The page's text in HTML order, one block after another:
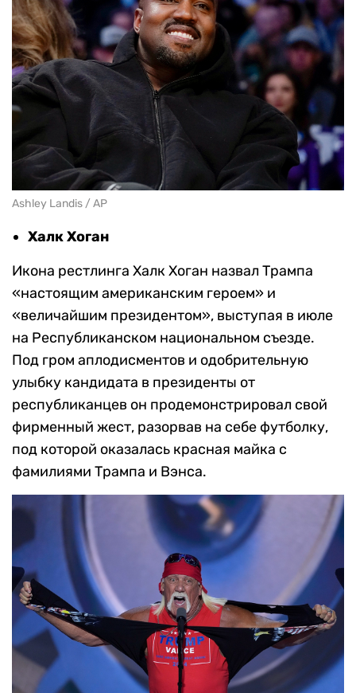
Ashley Landis / AP
Халк Хоган
Икона рестлинга Халк Хоган назвал Трампа
«настоящим американским героем» и
«величайшим президентом», выступая в июле
на Республиканском национальном съезде.
Под гром аплодисментов и одобрительную
улыбку кандидата в президенты от
республиканцев он продемонстрировал свой
фирменный жест, разорвав на себе футболку,
под которой оказалась красная майка с
фамилиями Трампа и Вэнса.